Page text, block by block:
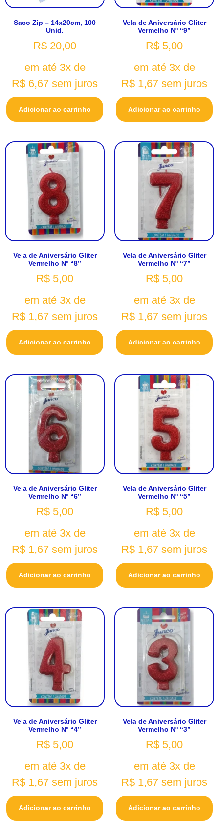
Saco Zip – 14x20cm, 100
Unid.
R$ 20,00
em até 3x de
R$ 6,67 sem juros
Adicionar ao carrinho
Vela de Aniversário Gliter
Vermelho Nº “9”
R$ 5,00
em até 3x de
R$ 1,67 sem juros
Adicionar ao carrinho
Vela de Aniversário Gliter
Vermelho Nº “8”
R$ 5,00
em até 3x de
R$ 1,67 sem juros
Adicionar ao carrinho
Vela de Aniversário Gliter
Vermelho Nº “7”
R$ 5,00
em até 3x de
R$ 1,67 sem juros
Adicionar ao carrinho
Vela de Aniversário Gliter
Vermelho Nº “6”
R$ 5,00
em até 3x de
R$ 1,67 sem juros
Adicionar ao carrinho
Vela de Aniversário Gliter
Vermelho Nº “5”
R$ 5,00
em até 3x de
R$ 1,67 sem juros
Adicionar ao carrinho
Vela de Aniversário Gliter
Vermelho Nº “4”
R$ 5,00
em até 3x de
R$ 1,67 sem juros
Adicionar ao carrinho
Vela de Aniversário Gliter
Vermelho Nº “3”
R$ 5,00
em até 3x de
R$ 1,67 sem juros
Adicionar ao carrinho